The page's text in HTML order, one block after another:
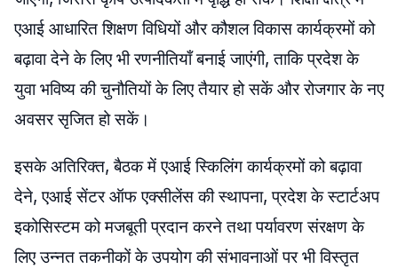
एआई आधारित शिक्षण विधियों और कौशल विकास कार्यक्रमों को
बढ़ावा देने के लिए भी रणनीतियाँ बनाई जाएंगी, ताकि प्रदेश के
युवा भविष्य की चुनौतियों के लिए तैयार हो सकें और रोजगार के नए
अवसर सृजित हो सकें।
इसके अतिरिक्त, बैठक में एआई स्किलिंग कार्यक्रमों को बढ़ावा
देने, एआई सेंटर ऑफ एक्सीलेंस की स्थापना, प्रदेश के स्टार्टअप
इकोसिस्टम को मजबूती प्रदान करने तथा पर्यावरण संरक्षण के
लिए उन्नत तकनीकों के उपयोग की संभावनाओं पर भी विस्तृत